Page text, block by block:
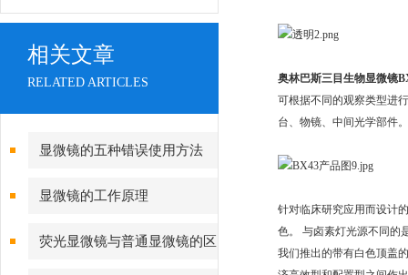
相关文章
RELATED ARTICLES
显微镜的五种错误使用方法
显微镜的工作原理
荧光显微镜与普通显微镜的区
奥林巴斯三目生物显微镜
可根据不同的观察类型进
台、物镜、中间光学部件。
针对临床研究应用而设计
色。 与卤素灯光源不同的
我们推出的带有白色顶盖